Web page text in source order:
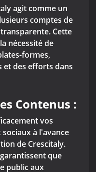
agit comme un
comptes de
Cette
nécessité de
formes,
et des efforts dans
Contenus :
vos
à l'avance
de Crescitaly.
que
public aux